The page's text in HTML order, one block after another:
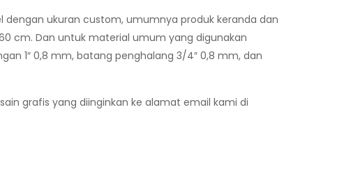
ukuran custom, umumnya produk keranda dan
cm. Dan untuk material umum yang digunakan
1″ 0,8 mm, batang penghalang 3/4″ 0,8 mm, dan
grafis yang diinginkan ke alamat email kami di